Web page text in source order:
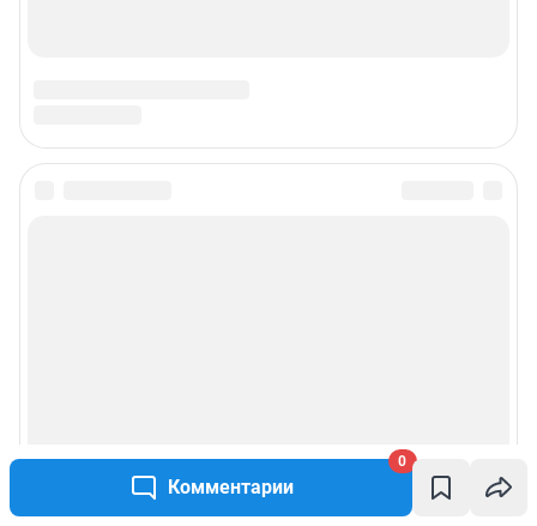
Комментарии
0